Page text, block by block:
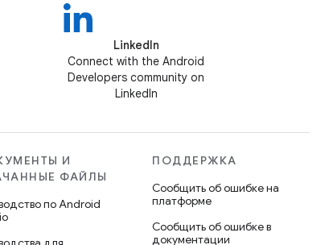
LinkedIn
Connect with the Android
Developers community on
LinkedIn
И
ФАЙЛЫ
по Android
ПОДДЕРЖКА
Сообщить об ошибке на
платформе
Сообщить об ошибке в
документации